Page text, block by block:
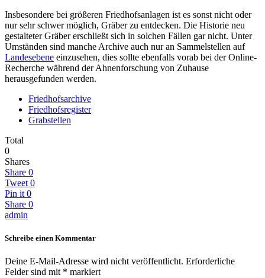
Insbesondere bei größeren Friedhofsanlagen ist es sonst nicht oder
nur sehr schwer möglich, Gräber zu entdecken. Die Historie neu
gestalteter Gräber erschließt sich in solchen Fällen gar nicht. Unter
Umständen sind manche Archive auch nur an Sammelstellen auf
Landesebene einzusehen, dies sollte ebenfalls vorab bei der Online-
Recherche während der Ahnenforschung von Zuhause
herausgefunden werden.
Friedhofsarchive
Friedhofsregister
Grabstellen
Total
0
Shares
Share 0
Tweet 0
Pin it 0
Share 0
admin
Schreibe einen Kommentar
Deine E-Mail-Adresse wird nicht veröffentlicht. Erforderliche
Felder sind mit * markiert